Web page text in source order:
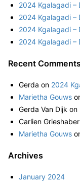
2024 Kgalagadi –
2024 Kgalagadi –
2024 Kgalagadi –
2024 Kgalagadi –
Recent
Gerda on 2024
Marietha Gouws
Gerda Van Dijk on
Carlien Grieshaber
Marietha Gouws
Archives
January 2024